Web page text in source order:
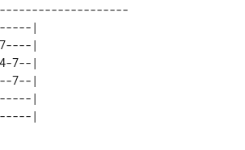
|
7----|
7--|
7--|
|